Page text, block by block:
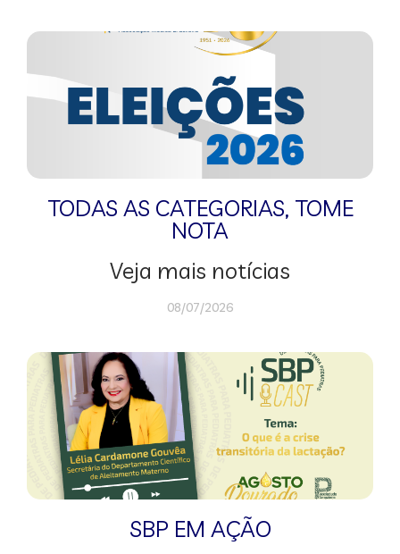
TODAS AS CATEGORIAS, TOME
NOTA
Veja mais notícias
08/07/2026
SBP EM AÇÃO